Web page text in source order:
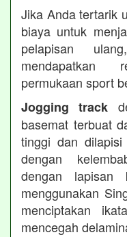
Jika Anda tertarik
biaya untuk
pelapisan
mendapatkan
permukaan sport
Jogging track
basemat terbuat
tinggi dan
dengan
dengan lapisan
menggunakan
menciptakan
mencegah